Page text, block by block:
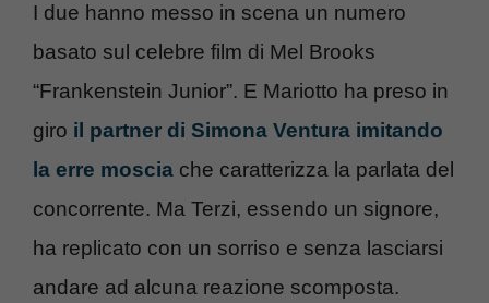
I due hanno messo in scena un numero
basato sul celebre film di Mel Brooks
“Frankenstein Junior”. E Mariotto ha preso in
giro il partner di Simona Ventura imitando
la erre moscia che caratterizza la parlata del
concorrente. Ma Terzi, essendo un signore,
ha replicato con un sorriso e senza lasciarsi
andare ad alcuna reazione scomposta.